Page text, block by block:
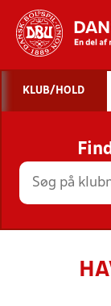
KLUB/HOLD